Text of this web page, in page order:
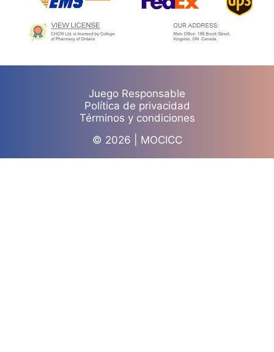
Juego Responsable
Política de privacidad
Términos y condiciones
© 2026 | MOCICC